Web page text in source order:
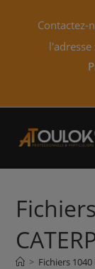
Contactez-
l'adresse
> Fichiers 1040